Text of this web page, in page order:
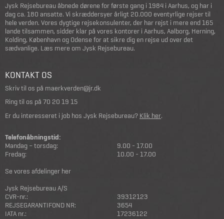
Jysk Rejsebureau åbnede dørene for første gang i 1984 i Aarhus, og har i
dag ca. 180 ansatte. Vi skræddersyer årligt 20.000 eventyrlige rejser til
hele verden. Vores dygtige rejsekonsulenter, der har rejst i mere end 165
lande tilsammen, sidder klar på vores kontorer i Aarhus, Aalborg, Herning,
Kolding, København og Odense for at sikre dig en rejse ud over det
sædvanlige. Læs mere om Jysk Rejsebureau.
KONTAKT OS
Skriv til os på maerkverden@jr.dk
Ring til os på 70 20 19 15
Er du interesseret i job hos Jysk Rejsebureau? Klik her.
Telefonåbningstid:
Mandag – torsdag:
9.00 - 17.00
Fredag:
10.00 - 17.00
Se vores afdelinger her
Jysk Rejsebureau A/S
CVR-nr.:
39312123
REJSEGARANTIFOND NR:
3654
IATA nr.:
17236122